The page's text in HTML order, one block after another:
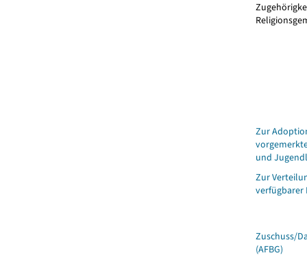
Zur
und
Zur
verfügbarer
Zuschuss/
(AFBG)